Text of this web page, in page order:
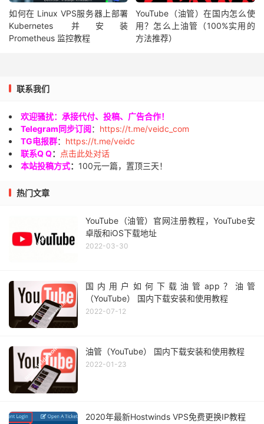
如何在 Linux VPS服务器上部署
Kubernetes 并安装
Prometheus 监控教程
YouTube（油管）在国内怎么使
用？怎么上油管（100%实用的
方法推荐）
联系我们
欢迎骚扰：承接代付、投稿、广告合作！
Telegram同步订阅： https://t.me/veidc_com
TG电报群： https://t.me/veidc
联系Q Q：
点击此处对话
本站投稿方式： 100元一篇，置顶三天！
热门文章
YouTube（油管）官网注册教程，YouTube安
卓版和iOS下载地址
2022-03-30
国内用户如何下载油管app？油管
（YouTube） 国内下载安装和使用教程
2022-07-12
油管（YouTube） 国内下载安装和使用教程
2022-01-23
2020年最新Hostwinds VPS免费更换IP教程